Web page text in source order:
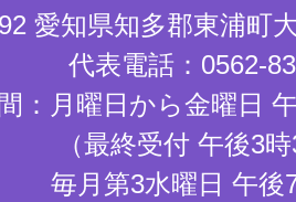
愛知県知多郡東浦町
代表電話：0562-
：月曜日から金曜日
（最終受付 午後3
毎月第3水曜日 午後